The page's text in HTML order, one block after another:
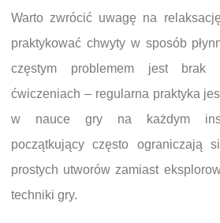
Warto zwrócić uwagę na
praktykować chwyty w sposób
częstym problemem jest brak
ćwiczeniach – regularna praktyka
w nauce gry na każdym
początkujący często ograniczają
prostych utworów zamiast
techniki gry.